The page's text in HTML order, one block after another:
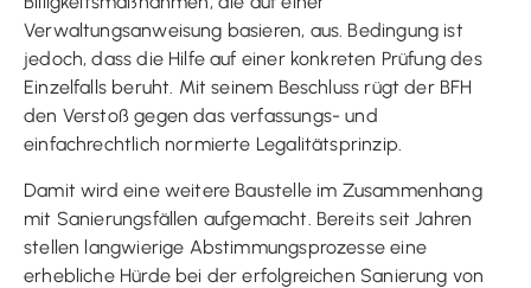
Verwaltungsanweisung basieren, aus. Bedingung ist
jedoch, dass die Hilfe auf einer konkreten Prüfung des
Einzelfalls beruht. Mit seinem Beschluss rügt der BFH
den Verstoß gegen das verfassungs- und
einfachrechtlich normierte Legalitätsprinzip.
Damit wird eine weitere Baustelle im Zusammenhang
mit Sanierungsfällen aufgemacht. Bereits seit Jahren
stellen langwierige Abstimmungsprozesse eine
erhebliche Hürde bei der erfolgreichen Sanierung von